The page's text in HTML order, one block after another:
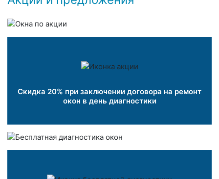
Скидка 20% при заключении договора на ремонт
окон в день диагностики